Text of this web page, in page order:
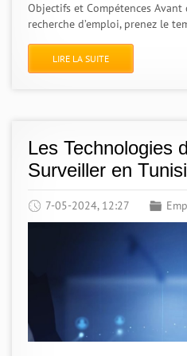
Objectifs et Compétences
recherche d’emploi, prenez le
LIRE LA SUITE
Les Technologies
Surveiller en
7-05-2024, 12:27